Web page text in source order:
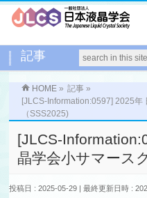
記事
HOME » 記事 »
[JLCS-Information:0597] 2025年
（SSS2025)
[JLCS-
晶学会小サマース
投稿日 : 2025-05-29 最終更新日時 :